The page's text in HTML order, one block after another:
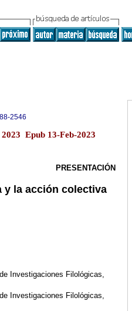
2546
Epub 13-Feb-2023
PRESENTACIÓN
y la acción colectiva
Investigaciones Filológicas,
Investigaciones Filológicas,